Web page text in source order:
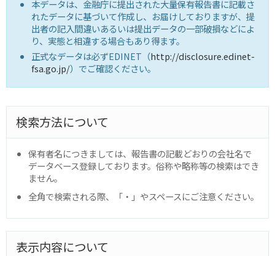
本データは、金融庁に提出された大量保有報告書に記載さ
れたデータに基づいて作成し、お届けしておりますが、提
出者の記入間違いあるいは提出データの一部破損などによ
り、実態と相違する場合もあり得ます。
正式なデータは必ずEDINET（http://disclosure.edinet-
fsa.go.jp/）でご確認ください。
検索方法について
保有者名につきましては、報告書の記載どおりの会社名で
データベース登録しております。俗称や略称等の検索はでき
ません。
全角で検索される際、「・」やスペースにご注意ください。
表示内容について